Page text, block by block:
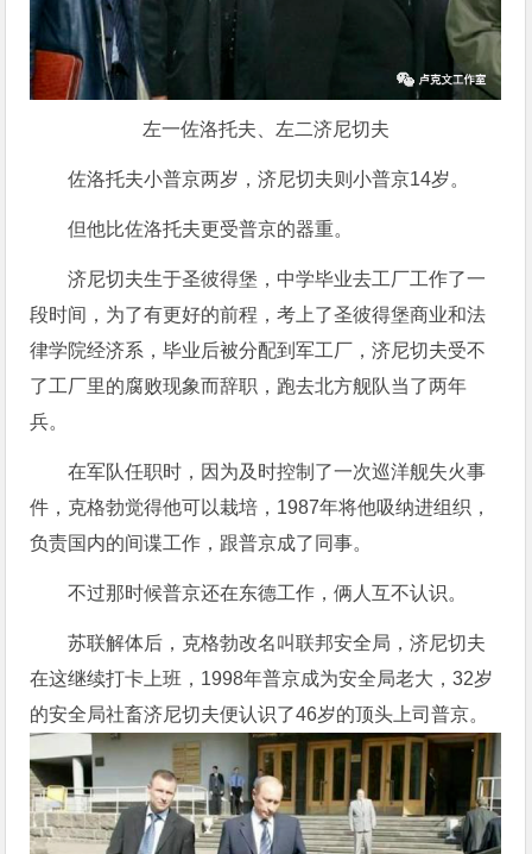
左一佐洛托夫、左二济尼切夫
佐洛托夫小普京两岁，济尼切夫则小普京14岁。
但他比佐洛托夫更受普京的器重。
济尼切夫生于圣彼得堡，中学毕业去工厂工作了一
段时间，为了有更好的前程，考上了圣彼得堡商业和法
律学院经济系，毕业后被分配到军工厂，济尼切夫受不
了工厂里的腐败现象而辞职，跑去北方舰队当了两年
兵。
在军队任职时，因为及时控制了一次巡洋舰失火事
件，克格勃觉得他可以栽培，1987年将他吸纳进组织，
负责国内的间谍工作，跟普京成了同事。
不过那时候普京还在东德工作，俩人互不认识。
苏联解体后，克格勃改名叫联邦安全局，济尼切夫
在这继续打卡上班，1998年普京成为安全局老大，32岁
的安全局社畜济尼切夫便认识了46岁的顶头上司普京。